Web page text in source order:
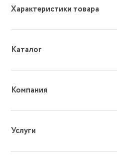
Характеристики товара
Каталог
Компания
Услуги